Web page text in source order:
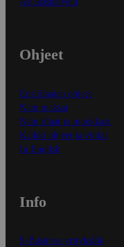
Ohjeet
Ensitilaajan ohjeet
Näin maksat
Näin tilaat ja muokkaat
Kaikki ohjeet ja vinkit
In English
Info
S-Business yrityksille